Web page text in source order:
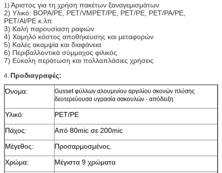
1) Άριστος για τη χρήση πακέτων ξαναγεμισμάτων
2) Υλικό: BOPA/PE, PET/VMPET/PE, PET/PE, PET/PA/PE,
PET/Al/PE κ.λπ.
3) Καλή παρουσίαση ραφιών
4) Χαμηλό κόστος αποθήκευσης και μεταφορών
5) Καλές ακαμψία και διαφάνεια
6) Περιβαλλοντικά σύμμαχος φιλικός
7) Εύκολη περάτωση και πολλαπλάσιες χρήσεις
4. Προδιαγραφές:
Όνομα:
Gusset φύλλων αλουμινίου αργιλίου σκονών πλύσης
δευτερεύουσα υγρασία σακουλών - απόδειξη
Υλικό:
PET/PE
Πάχος:
Από 80mic σε 200mic
Μέγεθος:
Προσαρμοσμένος.
Χρώμα:
Μέγιστα 9 χρώματα